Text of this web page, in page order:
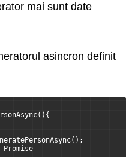
mai sunt date
asincron definit